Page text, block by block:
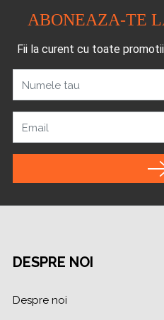
ABONEAZA-TE
Fii la curent cu toate
Numele tau
Email
DESPRE NOI
Despre noi